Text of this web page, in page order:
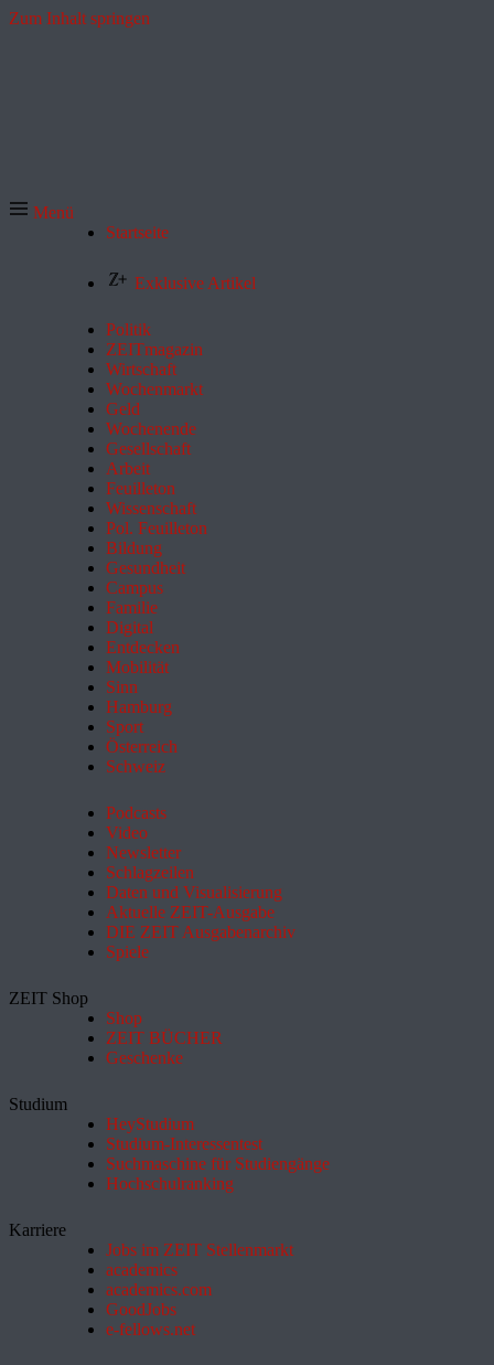
Zum Inhalt springen
Menü
Startseite
Exklusive Artikel
Politik
ZEITmagazin
Wirtschaft
Wochenmarkt
Geld
Wochenende
Gesellschaft
Arbeit
Feuilleton
Wissenschaft
Pol. Feuilleton
Bildung
Gesundheit
Campus
Familie
Digital
Entdecken
Mobilität
Sinn
Hamburg
Sport
Österreich
Schweiz
Podcasts
Video
Newsletter
Schlagzeilen
Daten und Visualisierung
Aktuelle ZEIT-Ausgabe
DIE ZEIT Ausgabenarchiv
Spiele
ZEIT Shop
Shop
ZEIT BÜCHER
Geschenke
Studium
HeyStudium
Studium-Interessentest
Suchmaschine für Studiengänge
Hochschulranking
Karriere
Jobs im ZEIT Stellenmarkt
academics
academics.com
GoodJobs
e-fellows.net